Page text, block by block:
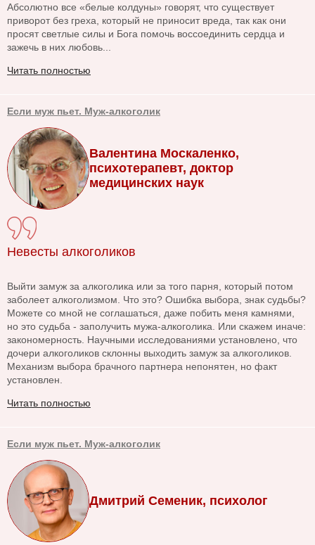
Абсолютно все «белые колдуны» говорят, что существует
приворот без греха, который не приносит вреда, так как они
просят светлые силы и Бога помочь воссоединить сердца и
зажечь в них любовь...
Читать полностью
Если муж пьет. Муж-алкоголик
Валентина Москаленко,
психотерапевт, доктор
медицинских наук
Невесты алкоголиков
Выйти замуж за алкоголика или за того парня, который потом
заболеет алкоголизмом. Что это? Ошибка выбора, знак судьбы?
Можете со мной не соглашаться, даже побить меня камнями,
но это судьба - заполучить мужа-алкоголика. Или скажем иначе:
закономерность. Научными исследованиями установлено, что
дочери алкоголиков склонны выходить замуж за алкоголиков.
Механизм выбора брачного партнера непонятен, но факт
установлен.
Читать полностью
Если муж пьет. Муж-алкоголик
Дмитрий Семеник, психолог